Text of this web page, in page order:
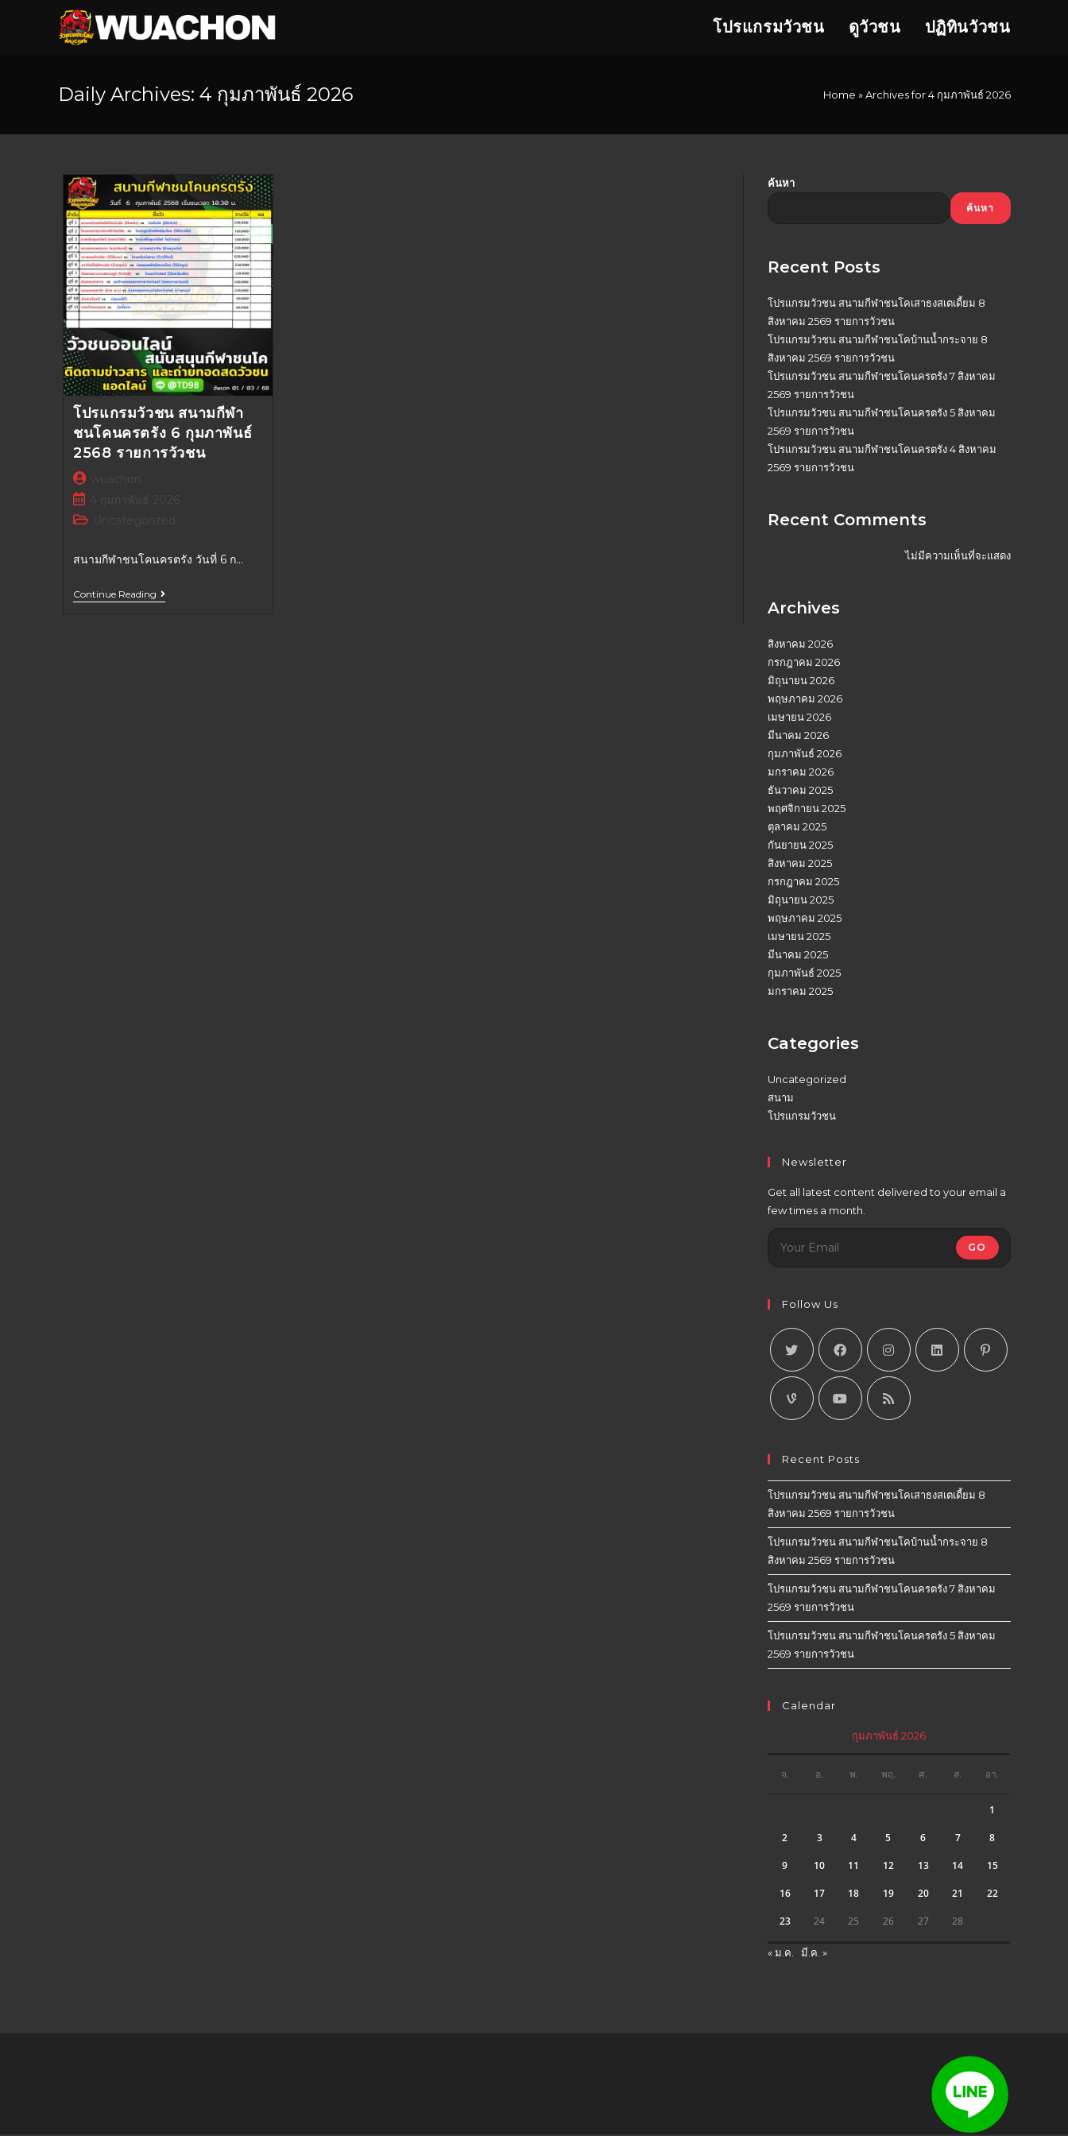
โปรแกรมวัวชน ดูวัวชน ปฏิทินวัวชน
Daily Archives: 4 กุมภาพันธ์ 2026 Home »Archives for 4 กุมภาพันธ์ 2026
โปรแกรมวัวชน สนามกีฬา
ชนโคนครตรัง 6 กุมภาพันธ์
2568 รายการวัวชน
4 กุมภาพันธ์ 2026
Uncategorized
สนามกีฬาชนโคนครตรัง วันที่ 6 ก…
Continue Reading
ค้นหา
ค้นหา
Recent Posts
โปรแกรมวัวชน สนามกีฬาชนโคเสาธงสเตเดี้ยม 8
สิงหาคม 2569 รายการวัวชน
โปรแกรมวัวชน สนามกีฬาชนโคบ้านน้ำกระจาย 8
สิงหาคม 2569 รายการวัวชน
โปรแกรมวัวชน สนามกีฬาชนโคนครตรัง 7 สิงหาคม
2569 รายการวัวชน
โปรแกรมวัวชน สนามกีฬาชนโคนครตรัง 5 สิงหาคม
2569 รายการวัวชน
โปรแกรมวัวชน สนามกีฬาชนโคนครตรัง 4 สิงหาคม
2569 รายการวัวชน
Recent Comments
ไม่มีความเห็นที่จะแสดง
Archives
สิงหาคม 2026
กรกฎาคม 2026
มิถุนายน 2026
พฤษภาคม 2026
เมษายน 2026
มีนาคม 2026
กุมภาพันธ์ 2026
มกราคม 2026
ธันวาคม 2025
พฤศจิกายน 2025
ตุลาคม 2025
กันยายน 2025
สิงหาคม 2025
กรกฎาคม 2025
มิถุนายน 2025
พฤษภาคม 2025
เมษายน 2025
มีนาคม 2025
กุมภาพันธ์ 2025
มกราคม 2025
Categories
Uncategorized
สนาม
โปรแกรมวัวชน
Newsletter
Get all latest content delivered to your email a
few times a month.
GO
Follow Us
Recent Posts
โปรแกรมวัวชน สนามกีฬาชนโคเสาธงสเตเดี้ยม 8
สิงหาคม 2569 รายการวัวชน
โปรแกรมวัวชน สนามกีฬาชนโคบ้านน้ำกระจาย 8
สิงหาคม 2569 รายการวัวชน
โปรแกรมวัวชน สนามกีฬาชนโคนครตรัง 7 สิงหาคม
2569 รายการวัวชน
โปรแกรมวัวชน สนามกีฬาชนโคนครตรัง 5 สิงหาคม
2569 รายการวัวชน
Calendar
กุมภาพันธ์ 2026
จ. อ. พ. พฤ. ศ. ส. อา.
1
2 3 4 5 6 7 8
9 10 11 12 13 14 15
16 17 18 19 20 21 22
23 24 25 26 27 28
« ม.ค. มี.ค. »